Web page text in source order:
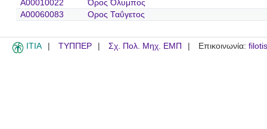
A00010022
Όρος Όλυμπος
A00060083
Ορος Ταΰγετος
ITIA ΤΥΠΠΕΡ Σχ. Πολ. Μηχ. ΕΜΠ Επικοινωνία: